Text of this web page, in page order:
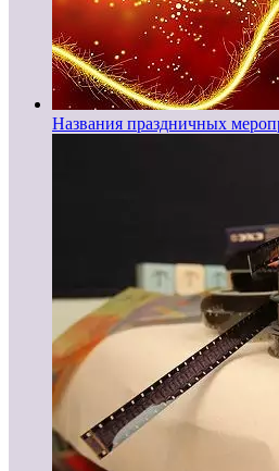
Названия праздничных